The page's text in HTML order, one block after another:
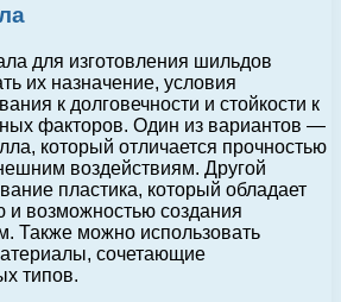
для изготовления шильдов
их назначение, условия
к долговечности и стойкости к
факторов. Один из вариантов —
который отличается прочностью
воздействиям. Другой
пластика, который обладает
и возможностью создания
Также можно использовать
сочетающие
типов.